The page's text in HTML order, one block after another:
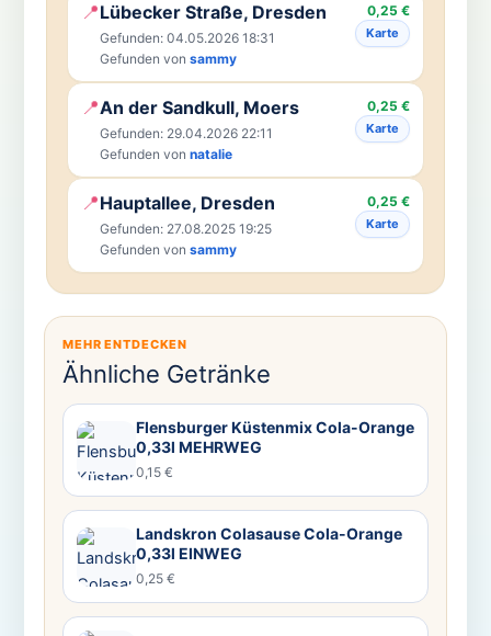
📍Lübecker Straße, Dresden
Gefunden: 04.05.2026 18:31
Gefunden von sammy
0,25 €
Karte
📍An der Sandkull, Moers
Gefunden: 29.04.2026 22:11
Gefunden von natalie
0,25 €
Karte
📍Hauptallee, Dresden
Gefunden: 27.08.2025 19:25
Gefunden von sammy
0,25 €
Karte
MEHR ENTDECKEN
Ähnliche Getränke
Flensburger Küstenmix Cola-Orange
0,33l MEHRWEG
0,15 €
Landskron Colasause Cola-Orange
0,33l EINWEG
0,25 €